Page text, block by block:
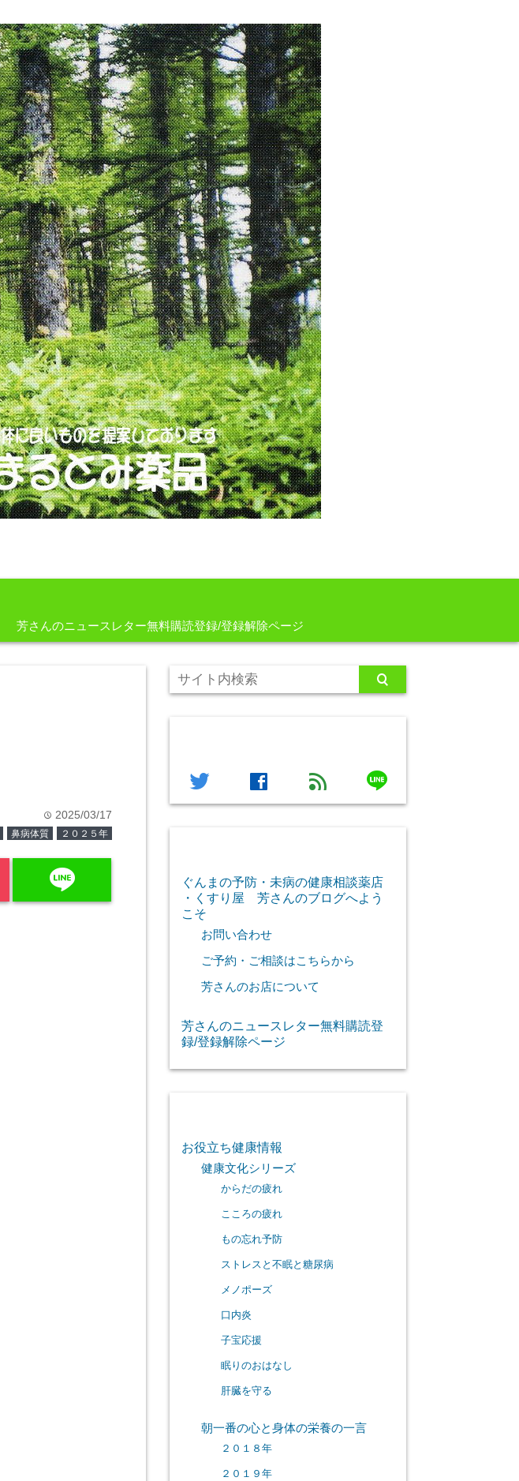
芳さんのニュースレター無料購読登録/登録解除ページ
time 2025/03/17
鼻病体質 ２０２５年
line
twitter facebook feed line
ぐんまの予防・未病の健康相談薬店
・くすり屋 芳さんのブログへよう
こそ
お問い合わせ
ご予約・ご相談はこちらから
芳さんのお店について
芳さんのニュースレター無料購読登
録/登録解除ページ
お役立ち健康情報
健康文化シリーズ
からだの疲れ
こころの疲れ
もの忘れ予防
ストレスと不眠と糖尿病
メノポーズ
口内炎
子宝応援
眠りのおはなし
肝臓を守る
朝一番の心と身体の栄養の一言
２０１８年
２０１９年